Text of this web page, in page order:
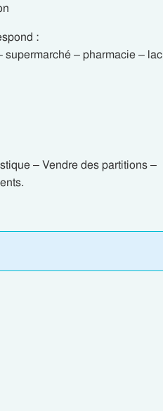
:
– pharmacie – lac
– Vendre des partitions –